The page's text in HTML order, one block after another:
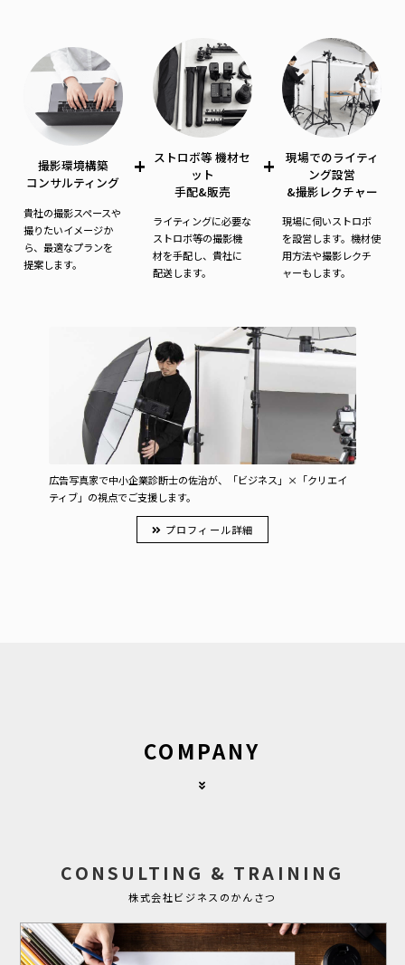
撮影環境構築
コンサルティング
貴社の撮影スペースや
撮りたいイメージか
ら、最適なプランを
提案します。
+ ストロボ等 機材セ
ット
手配&販売
ライティングに必要な
ストロボ等の撮影機
材を手配し、貴社に
配送します。
+
現場でのライティ
ング設営
&撮影レクチャー
現場に伺いストロボ
を設営します。機材使
用方法や撮影レクチ
ャーもします。
広告写真家で中小企業診断士の佐治が、「ビジネス」×「クリエイ
ティブ」の視点でご支援します。
プロフィール詳細
COMPANY
CONSULTING & TRAINING
株式会社ビジネスのかんさつ